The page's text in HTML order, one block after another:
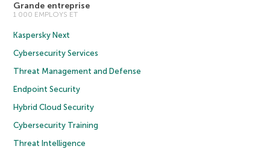
Grande entreprise
1 000 EMPLOYS ET
Kaspersky Next
Cybersecurity Services
Threat Management and Defense
Endpoint Security
Hybrid Cloud Security
Cybersecurity Training
Threat Intelligence